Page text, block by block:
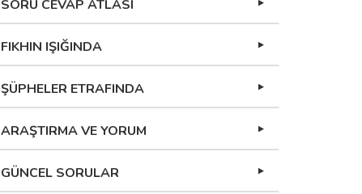
SORU CEVAP ATLASI
FIKHIN IŞIĞINDA
ŞÜPHELER ETRAFINDA
ARAŞTIRMA VE YORUM
GÜNCEL SORULAR